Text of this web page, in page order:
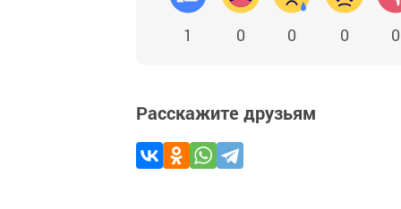
1 0 0 0 0
Расскажите друзьям